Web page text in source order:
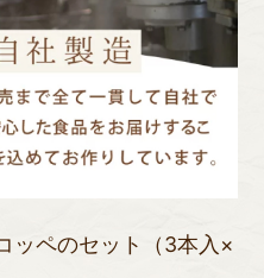
ッペのセット（3本入×